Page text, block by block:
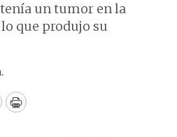
un tumor en la
que produjo su
Print